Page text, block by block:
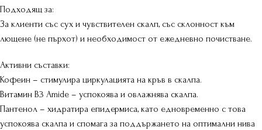
Подходящ за:
За клиенти със сух и чувствителен скалп, със склонност към
лющене (не пърхот) и необходимост от ежедневно почистване.
Активни съставки:
Кофеин – стимулира циркулацията на кръв в скалпа.
Витамин B3 Amide – успокоява и овлажнява скалпа.
Пантенол – хидратира епидермиса, като едновременно с това
успокоява скалпа и спомага за поддържането на оптимални нива